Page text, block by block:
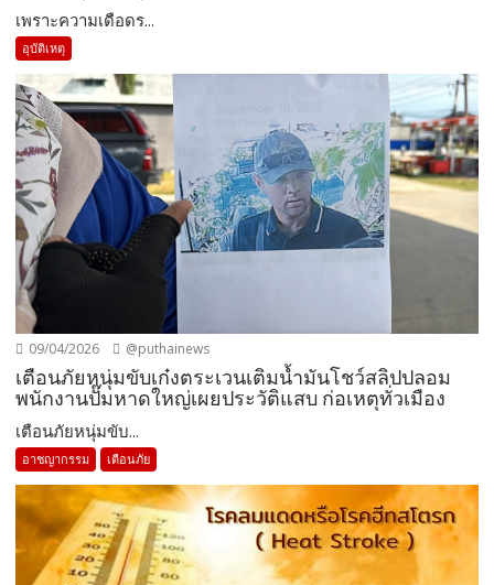
​เพราะความเดือดร...
อุบัติเหตุ
09/04/2026 @puthainews
เตือนภัยหนุ่มขับเก๋งตระเวนเติมน้ำมันโชว์สลิปปลอม
พนักงานปั๊มหาดใหญ่เผยประวัติแสบ ก่อเหตุทั่วเมือง
เตือนภัยหนุ่มขับ...
อาชญากรรม เตือนภัย